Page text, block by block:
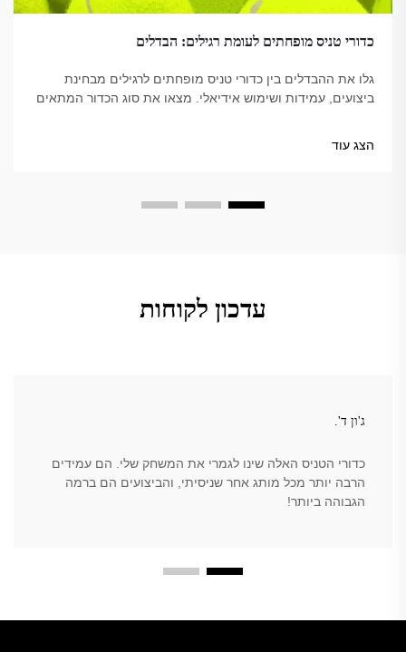
כדורי טניס מופחתים לעומת רגילים: הבדלים
גלו את ההבדלים בין כדורי טניס מופחתים לרגילים מבחינת
ביצועים, עמידות ושימוש אידיאלי. מצאו את סוג הכדור המתאים
הצג עוד
עדכון לקוחות
ג'ון ד'.
כדורי הטניס האלה שינו לגמרי את המשחק שלי. הם עמידים
הרבה יותר מכל מותג אחר שניסיתי, והביצועים הם ברמה
הגבוהה ביותר!